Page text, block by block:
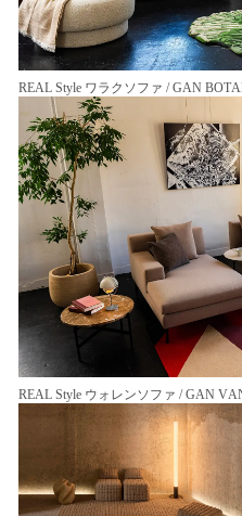
REAL Style ワラクソファ / GAN
REAL Style ウォレンソファ / GAN